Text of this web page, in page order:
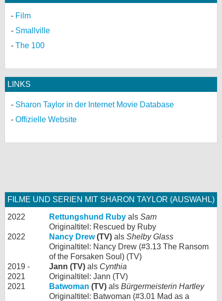
Film
Smallville
The 100
LINKS
Sharon Taylor in der Internet Movie Database
Offizielle Website
FILME UND SERIEN MIT SHARON TAYLOR (AUSWAHL)
2022 Rettungshund Ruby als Sam
Originaltitel: Rescued by Ruby
2022
Nancy Drew(TV) als Shelby Glass
Originaltitel: Nancy Drew (#3.13 The Ransom
of the Forsaken Soul) (TV)
2019 -
2021
Jann (TV) als Cynthia
Originaltitel: Jann (TV)
2021
Batwoman (TV) als Bürgermeisterin Hartley
Originaltitel: Batwoman (#3.01 Mad as a